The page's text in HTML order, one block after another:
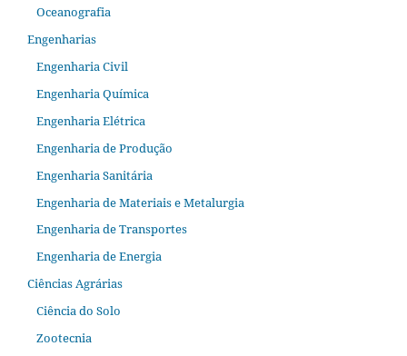
Oceanografia
Engenharias
Engenharia Civil
Engenharia Química
Engenharia Elétrica
Engenharia de Produção
Engenharia Sanitária
Engenharia de Materiais e Metalurgia
Engenharia de Transportes
Engenharia de Energia
Ciências Agrárias
Ciência do Solo
Zootecnia